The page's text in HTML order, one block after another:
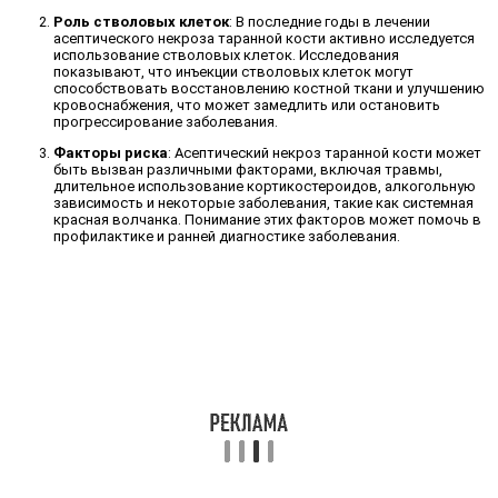
Роль стволовых клеток: В последние годы в лечении
асептического некроза таранной кости активно исследуется
использование стволовых клеток. Исследования
показывают, что инъекции стволовых клеток могут
способствовать восстановлению костной ткани и улучшению
кровоснабжения, что может замедлить или остановить
прогрессирование заболевания.
Факторы риска: Асептический некроз таранной кости может
быть вызван различными факторами, включая травмы,
длительное использование кортикостероидов, алкогольную
зависимость и некоторые заболевания, такие как системная
красная волчанка. Понимание этих факторов может помочь в
профилактике и ранней диагностике заболевания.